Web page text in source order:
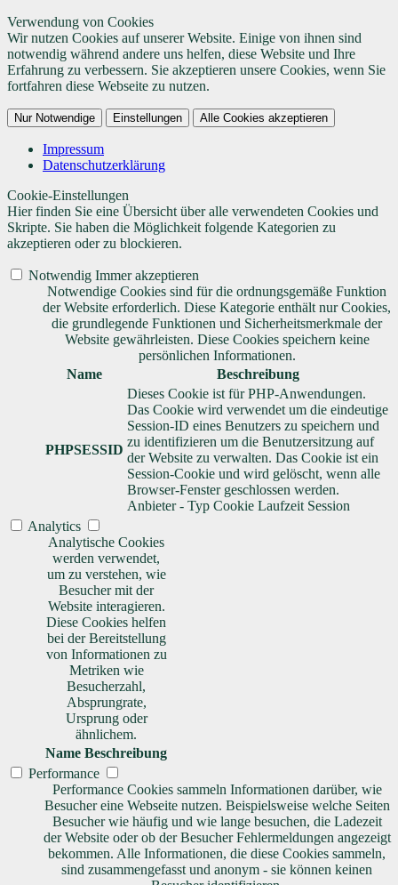
Verwendung von Cookies
Wir nutzen Cookies auf unserer Website. Einige von ihnen sind
notwendig während andere uns helfen, diese Website und Ihre
Erfahrung zu verbessern. Sie akzeptieren unsere Cookies, wenn Sie
fortfahren diese Webseite zu nutzen.
Nur Notwendige Einstellungen Alle Cookies akzeptieren
Impressum
Datenschutzerklärung
Cookie-Einstellungen
Hier finden Sie eine Übersicht über alle verwendeten Cookies und
Skripte. Sie haben die Möglichkeit folgende Kategorien zu
akzeptieren oder zu blockieren.
Notwendig Immer akzeptieren
Notwendige Cookies sind für die ordnungsgemäße Funktion
der Website erforderlich. Diese Kategorie enthält nur Cookies,
die grundlegende Funktionen und Sicherheitsmerkmale der
Website gewährleisten. Diese Cookies speichern keine
persönlichen Informationen.
Name
Beschreibung
PHPSESSID
Dieses Cookie ist für PHP-Anwendungen.
Das Cookie wird verwendet um die eindeutige
Session-ID eines Benutzers zu speichern und
zu identifizieren um die Benutzersitzung auf
der Website zu verwalten. Das Cookie ist ein
Session-Cookie und wird gelöscht, wenn alle
Browser-Fenster geschlossen werden.
Anbieter - Typ Cookie Laufzeit Session
Analytics
Analytische Cookies
werden verwendet,
um zu verstehen, wie
Besucher mit der
Website interagieren.
Diese Cookies helfen
bei der Bereitstellung
von Informationen zu
Metriken wie
Besucherzahl,
Absprungrate,
Ursprung oder
ähnlichem.
Name Beschreibung
Performance
Performance Cookies sammeln Informationen darüber, wie
Besucher eine Webseite nutzen. Beispielsweise welche Seiten
Besucher wie häufig und wie lange besuchen, die Ladezeit
der Website oder ob der Besucher Fehlermeldungen angezeigt
bekommen. Alle Informationen, die diese Cookies sammeln,
sind zusammengefasst und anonym - sie können keinen